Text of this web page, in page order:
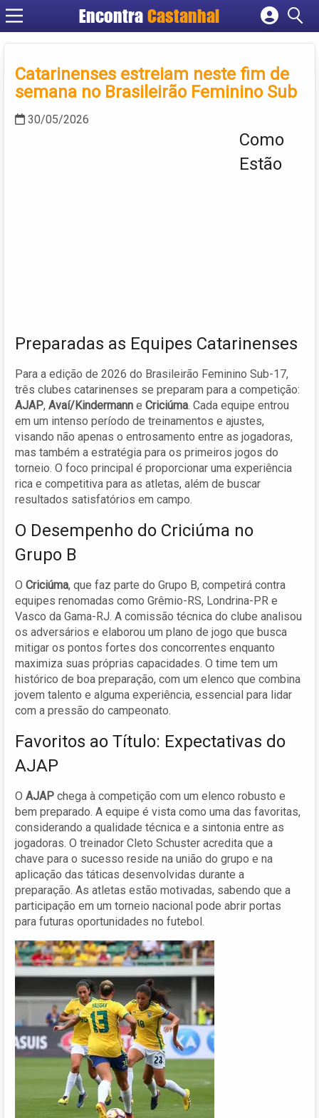
EncontraCastanhal
Cadastrar empresa
Criar conta
Catarinenses estreiam neste fim de
semana no Brasileirão Feminino Sub
30/05/2026
Como
Estão
Preparadas as Equipes Catarinenses
Para a edição de 2026 do Brasileirão Feminino Sub-17,
três clubes catarinenses se preparam para a competição:
AJAP, Avaí/Kindermann e Criciúma. Cada equipe entrou
em um intenso período de treinamentos e ajustes,
visando não apenas o entrosamento entre as jogadoras,
mas também a estratégia para os primeiros jogos do
torneio. O foco principal é proporcionar uma experiência
rica e competitiva para as atletas, além de buscar
resultados satisfatórios em campo.
O Desempenho do Criciúma no
Grupo B
O Criciúma, que faz parte do Grupo B, competirá contra
equipes renomadas como Grêmio-RS, Londrina-PR e
Vasco da Gama-RJ. A comissão técnica do clube analisou
os adversários e elaborou um plano de jogo que busca
mitigar os pontos fortes dos concorrentes enquanto
maximiza suas próprias capacidades. O time tem um
histórico de boa preparação, com um elenco que combina
jovem talento e alguma experiência, essencial para lidar
com a pressão do campeonato.
Favoritos ao Título: Expectativas do
AJAP
O AJAP chega à competição com um elenco robusto e
bem preparado. A equipe é vista como uma das favoritas,
considerando a qualidade técnica e a sintonia entre as
jogadoras. O treinador Cleto Schuster acredita que a
chave para o sucesso reside na união do grupo e na
aplicação das táticas desenvolvidas durante a
preparação. As atletas estão motivadas, sabendo que a
participação em um torneio nacional pode abrir portas
para futuras oportunidades no futebol.